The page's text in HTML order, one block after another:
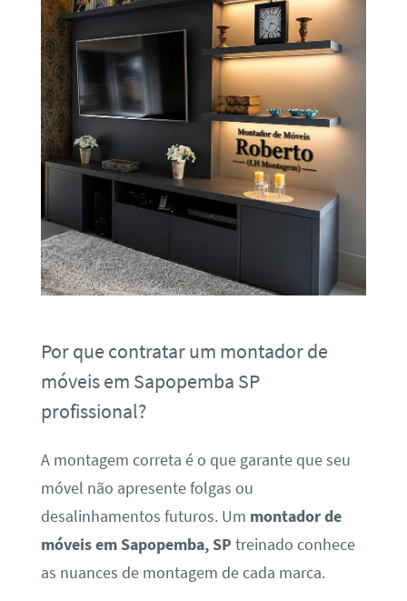
Por que contratar um montador de
móveis em Sapopemba SP
profissional?
A montagem correta é o que garante que seu
móvel não apresente folgas ou
desalinhamentos futuros. Um montador de
móveis em Sapopemba, SP treinado conhece
as nuances de montagem de cada marca.